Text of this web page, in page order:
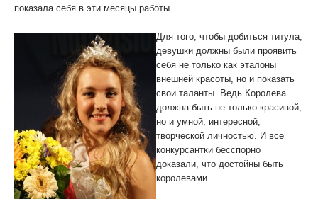
показала себя в эти месяцы работы.
Для того, чтобы добиться титула,
девушки должны были проявить
себя не только как эталоны
внешней красоты, но и показать
свои таланты. Ведь Королева
должна быть не только красивой,
но и умной, интересной,
творческой личностью. И все
конкурсантки бесспорно
доказали, что достойны быть
королевами.